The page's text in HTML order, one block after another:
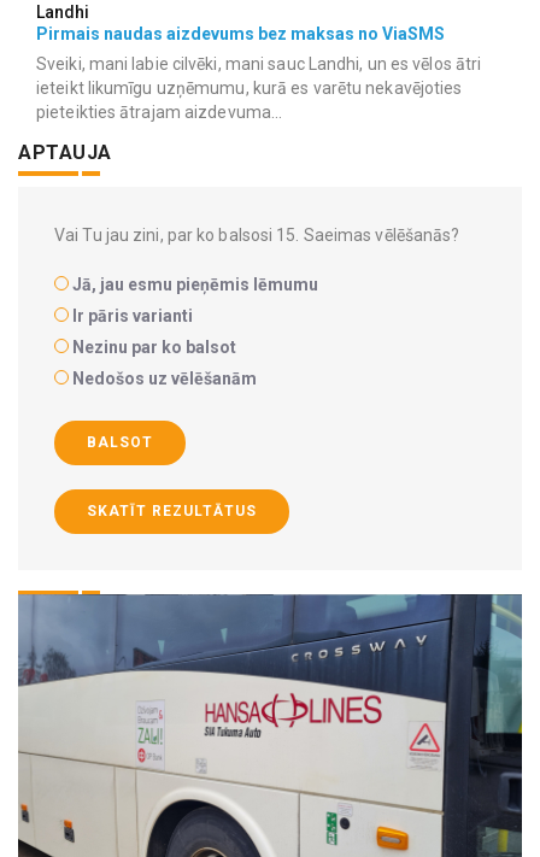
Landhi
Pirmais naudas aizdevums bez maksas no ViaSMS
Sveiki, mani labie cilvēki, mani sauc Landhi, un es vēlos ātri
ieteikt likumīgu uzņēmumu, kurā es varētu nekavējoties
pieteikties ātrajam aizdevuma...
APTAUJA
Vai Tu jau zini, par ko balsosi 15. Saeimas vēlēšanās?
Jā, jau esmu pieņēmis lēmumu
Ir pāris varianti
Nezinu par ko balsot
Nedošos uz vēlēšanām
BALSOT
SKATĪT REZULTĀTUS